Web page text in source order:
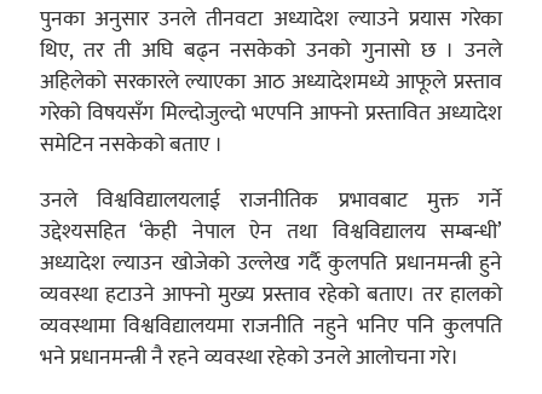
पुनका अनुसार उनले तीनवटा अध्यादेश ल्याउने प्रयास गरेका
थिए, तर ती अघि बढ्न नसकेको उनको गुनासो छ । उनले
अहिलेको सरकारले ल्याएका आठ अध्यादेशमध्ये आफूले प्रस्ताव
गरेको विषयसँग मिल्दोजुल्दो भएपनि आफ्नो प्रस्तावित अध्यादेश
समेटिन नसकेको बताए ।
उनले विश्वविद्यालयलाई राजनीतिक प्रभावबाट मुक्त गर्ने
उद्देश्यसहित ‘केही नेपाल ऐन तथा विश्वविद्यालय सम्बन्धी’
अध्यादेश ल्याउन खोजेको उल्लेख गर्दै कुलपति प्रधानमन्त्री हुने
व्यवस्था हटाउने आफ्नो मुख्य प्रस्ताव रहेको बताए। तर हालको
व्यवस्थामा विश्वविद्यालयमा राजनीति नहुने भनिए पनि कुलपति
भने प्रधानमन्त्री नै रहने व्यवस्था रहेको उनले आलोचना गरे।